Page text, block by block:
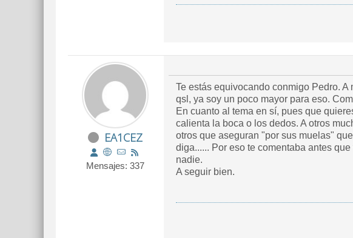
EA1CEZ
Mensajes: 337
Te estás equivocando conmigo Pedro.
qsl, ya soy un poco mayor para eso.
En cuanto al tema en sí, pues que
calienta la boca o los dedos. A otros
otros que aseguran "por sus muelas"
diga...... Por eso te comentaba antes
nadie.
A seguir bien.